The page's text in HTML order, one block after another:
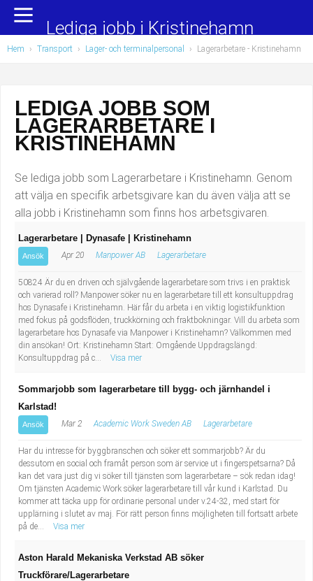
Yrkesområden
Administration, ekonomi, juridik
Chefer och verksamhetsledare
Data/IT
Försäljning, inköp, marknadsföring
Hotell, restaurang, storhushåll
Hälso- och sjukvård
Industriell tillverkning
Installation, drift, underhåll
Kropps- och skönhetsvård
Kultur, media, design
Militärt arbete
Naturbruk
Naturvetenskapligt arbete
Populära jobb
Undersköterska, hemtjänst och äldreboende
Barnskötare
Lärare i förskola/Förskollärare
Lagerarbetare
Elevassistent
Personlig assistent
Behandlingsassistent/Socialpedagog
Tandsköterska
Budbilsförare
Tidningsbud/Tidningsdistributör
Lärare i fritidshem/Fritidspedagog
Taxiförare/Taxichaufför
Läkarsekreterare/Vårdadmin/Medicinsk
sekreterare
Lediga jobb i Kristinehamn
Hem › Transport › Lager- och terminalpersonal › Lagerarbetare - Kristinehamn
LEDIGA JOBB SOM
LAGERARBETARE I
KRISTINEHAMN
Se lediga jobb som Lagerarbetare i Kristinehamn. Genom
att välja en specifik arbetsgivare kan du även välja att se
alla jobb i Kristinehamn som finns hos arbetsgivaren.
Lagerarbetare | Dynasafe | Kristinehamn
Ansök Apr 20 Manpower AB Lagerarbetare
50824 Är du en driven och självgående lagerarbetare som trivs i en praktisk
och varierad roll? Manpower söker nu en lagerarbetare till ett konsultuppdrag
hos Dynasafe i Kristinehamn. Här får du arbeta i en viktig logistikfunktion
med fokus på godsflöden, truckkörning och fraktbokningar. Vill du arbeta som
lagerarbetare hos Dynasafe via Manpower i Kristinehamn? Välkommen med
din ansökan! Ort: Kristinehamn Start: Omgående Uppdragslängd:
Konsultuppdrag på c...
Visa mer
Sommarjobb som lagerarbetare till bygg- och järnhandel i
Karlstad!
Ansök Mar 2 Academic Work Sweden AB Lagerarbetare
Har du intresse för byggbranschen och söker ett sommarjobb? Är du
dessutom en social och framåt person som är service ut i fingerspetsarna? Då
kan det vara just dig vi söker till tjänsten som lagerarbetare – sök redan idag!
Om tjänsten Academic Work söker lagerarbetare till vår kund i Karlstad. Du
kommer att täcka upp för ordinarie personal under v.24-32, med start för
upplärning i slutet av maj. För rätt person finns möjligheten till fortsatt arbete
på de...
Visa mer
Aston Harald Mekaniska Verkstad AB söker
Truckförare/Lagerarbetare